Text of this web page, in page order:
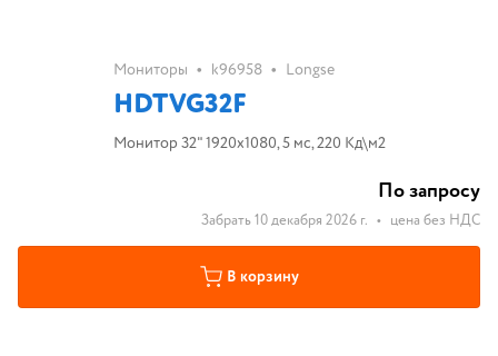
Мониторы • k96958 • Longse
HDTVG32F
Монитор 32" 1920х1080, 5 мс, 220 Кд\м2
По запросу
Забрать 10 декабря 2026 г. • цена без НДС
В корзину